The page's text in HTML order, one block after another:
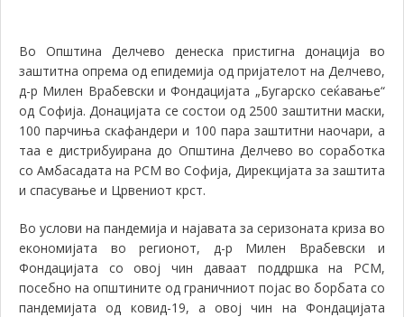
Во Општина Делчево денеска пристигна донација во
заштитна опрема од епидемија од пријателот на Делчево,
д-р Милен Врабевски и Фондацијата „Бугарско сеќавање“
од Софија. Донацијата се состои од 2500 заштитни маски,
100 парчиња скафандери и 100 пара заштитни наочари, а
таа е дистрибуирана до Општина Делчево во соработка
со Амбасадата на РСМ во Софија, Дирекцијата за заштита
и спасување и Црвениот крст.
Во услови на пандемија и најавата за серизоната криза во
економијата во регионот, д-р Милен Врабевски и
Фондацијата со овој чин даваат поддршка на РСМ,
посебно на општините од граничниот појас во борбата со
пандемијата од ковид-19, а овој чин на Фондацијата